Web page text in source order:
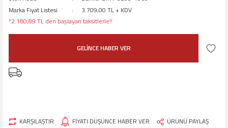
Marka Fiyat Listesi
3.709,00 TL + KDV
*2.180,89 TL den başlayan taksitlerle!!
GELİNCE HABER VER
KARŞILAŞTIR FİYATI DÜŞÜNCE HABER VER ÜRÜNÜ PAYLAŞ